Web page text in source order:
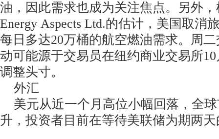
油，因此需求也成为关注焦点。另外
Energy Aspects Ltd.的估计，美国取消
每日多达20万桶的航空燃油需求。周
动可能源于交易员在纽约商业交易所
调整头寸。
外汇
美元从近一个月高位小幅回落，全
升，投资者目前在等待美联储为期两